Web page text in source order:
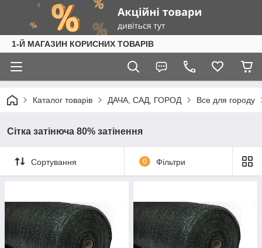
1-Й МАГАЗИН КОРИСНИХ ТОВАРІВ
Каталог товарів ДАЧА, САД, ГОРОД Все для городу
Сітка затінюча 80% затінення
Сортування 0 Фільтри